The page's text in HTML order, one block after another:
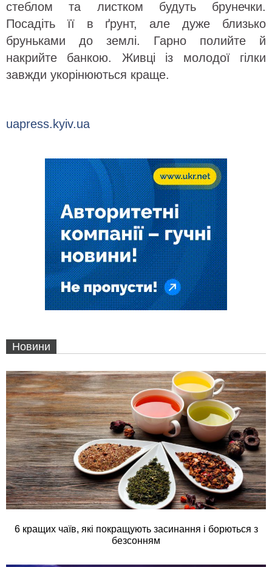
стеблом та листком будуть брунечки.
Посадіть її в ґрунт, але дуже близько
бруньками до землі. Гарно полийте й
накрийте банкою. Живці із молодої гілки
завжди укорінюються краще.
uapress.kyiv.ua
Новини
6 кращих чаїв, які покращують засинання і борються з
безсонням